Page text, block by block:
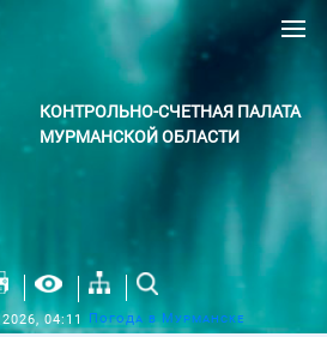
КОНТРОЛЬНО-СЧЕТНАЯ ПАЛАТА
МУРМАНСКОЙ ОБЛАСТИ
04:11 Погода в Мурманске